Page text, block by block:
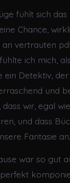
fühlt sich
Chance,
an vertrauten
ich mich,
ein Detektiv,
und
wir, egal
und dass
Fantasie
war so gut